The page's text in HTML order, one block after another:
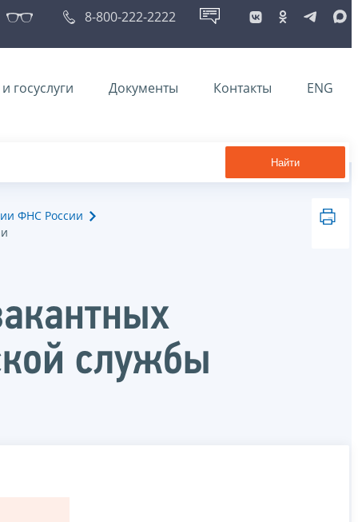
8-800-222-2222
госуслуги Документы Контакты ENG
Найти
ФНС России
службы